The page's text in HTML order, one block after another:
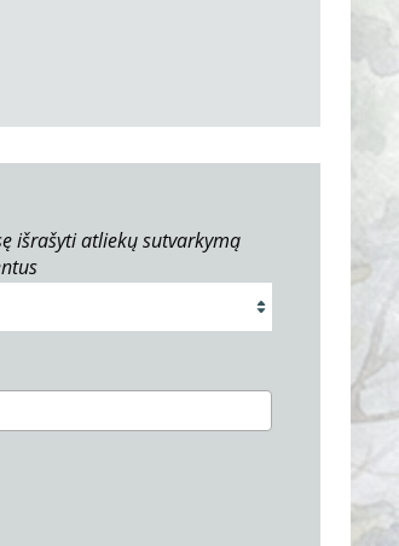
išrašyti atliekų sutvarkymą